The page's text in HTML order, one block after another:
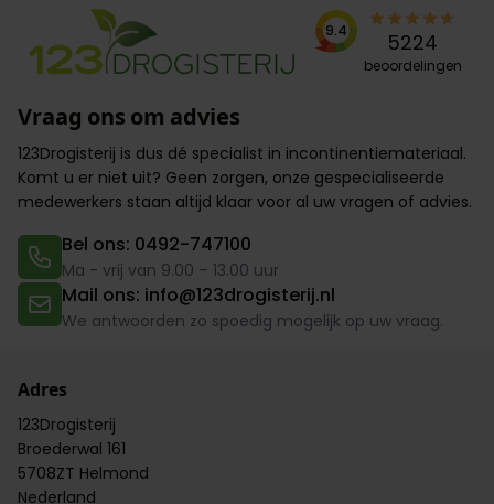
9.4 5224
beoordelingen
Vraag ons om advies
123Drogisterij is dus dé specialist in incontinentiemateriaal.
Komt u er niet uit? Geen zorgen, onze gespecialiseerde
medewerkers staan altijd klaar voor al uw vragen of advies.
Bel ons: 0492-747100
Ma - vrij van 9.00 – 13.00 uur
Mail ons: info@123drogisterij.nl
We antwoorden zo spoedig mogelijk op uw vraag.
Adres
123Drogisterij
Broederwal 161
5708ZT Helmond
Nederland